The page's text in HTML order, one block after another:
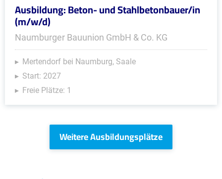
Ausbildung: Beton- und Stahlbetonbauer/in
(m/w/d)
Naumburger Bauunion GmbH & Co. KG
Mertendorf bei Naumburg, Saale
Start: 2027
Freie Plätze: 1
Weitere Ausbildungsplätze